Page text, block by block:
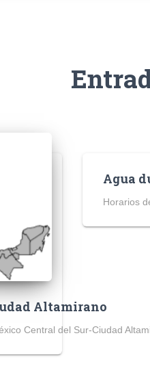
Altamirano
Central del Sur-Ciudad
Agua
Horarios